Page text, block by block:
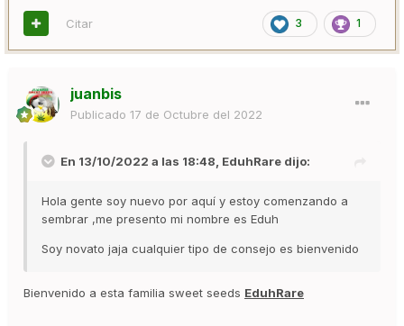
3 1
Citar
juanbis
Publicado 17 de Octubre del 2022
En 13/10/2022 a las 18:48, EduhRare dijo:
Hola gente soy nuevo por aquí y estoy comenzando a
sembrar ,me presento mi nombre es Eduh
Soy novato jaja cualquier tipo de consejo es bienvenido
Bienvenido a esta familia sweet seeds EduhRare